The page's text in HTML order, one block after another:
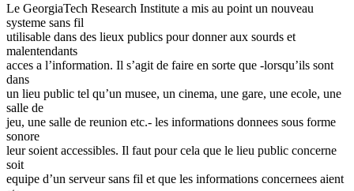
Le GeorgiaTech Research Institute a mis au point un nouveau
systeme sans fil
utilisable dans des lieux publics pour donner aux sourds et
malentendants
acces a l’information. Il s’agit de faire en sorte que -lorsqu’ils sont
dans
un lieu public tel qu’un musee, un cinema, une gare, une ecole, une
salle de
jeu, une salle de reunion etc.- les informations donnees sous forme
sonore
leur soient accessibles. Il faut pour cela que le lieu public concerne
soit
equipe d’un serveur sans fil et que les informations concernees aient